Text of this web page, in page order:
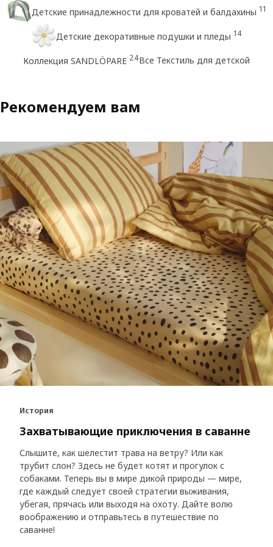
Детские принадлежности для кроватей и балдахины 11
Детские декоративные подушки и пледы 14
Коллекция SANDLÖPARE 24Все Текстиль для детской
Рекомендуем вам
История
Захватывающие приключения в саванне
Слышите, как шелестит трава на ветру? Или как
трубит слон? Здесь не будет котят и прогулок с
собаками. Теперь вы в мире дикой природы — мире,
где каждый следует своей стратегии выживания,
убегая, прячась или выходя на охоту. Дайте волю
воображению и отправьтесь в путешествие по
саванне!